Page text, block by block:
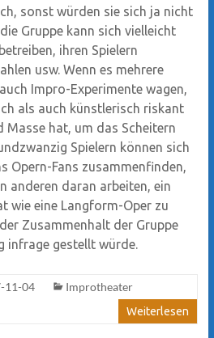
sonst würden sie sich ja nicht
Gruppe kann sich vielleicht
ihren Spielern
usw. Wenn es mehrere
Impro-Experimente wagen,
als auch künstlerisch riskant
Masse hat, um das Scheitern
Spielern können sich
Opern-Fans zusammenfinden,
anderen daran arbeiten, ein
wie eine Langform-Oper zu
Zusammenhalt der Gruppe
infrage gestellt würde.
11-04
Improtheater
Weiterlesen